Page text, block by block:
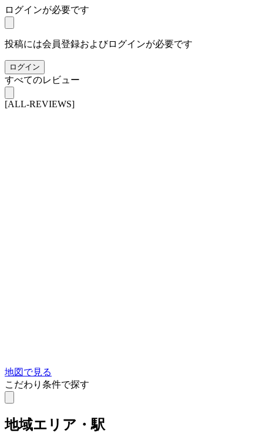
ログインが必要です
投稿には会員登録およびログインが必要です
ログイン
すべてのレビュー
[ALL-REVIEWS]
地図で見る
こだわり条件で探す
地域エリア・駅